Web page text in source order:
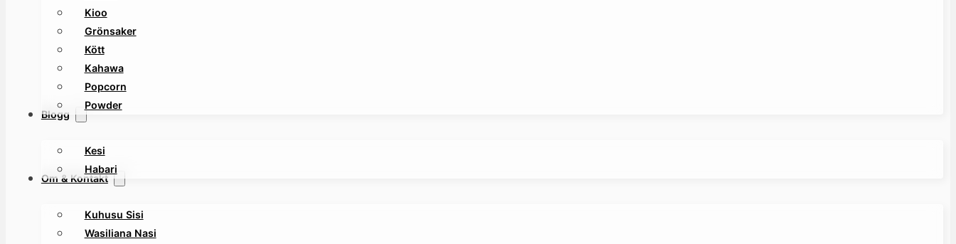
Kioo
Grönsaker
Kött
Kahawa
Popcorn
Powder
Blogg
Kesi
Habari
Om & Kontakt
Kuhusu Sisi
Wasiliana Nasi